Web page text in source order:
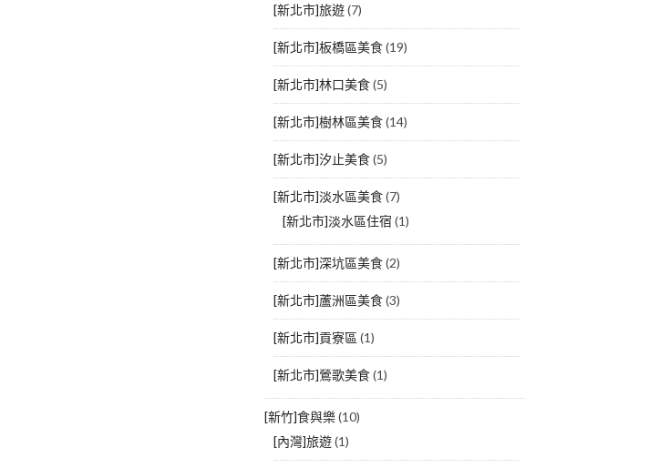
[新北市]旅遊(7)
[新北市]板橋區美食(19)
[新北市]林口美食(5)
[新北市]樹林區美食(14)
[新北市]汐止美食(5)
[新北市]淡水區美食(7)
[新北市]淡水區住宿 (1)
[新北市]深坑區美食(2)
[新北市]蘆洲區美食(3)
[新北市]貢寮區 (1)
[新北市]鶯歌美食(1)
[新竹]食與樂(10)
[內灣]旅遊(1)